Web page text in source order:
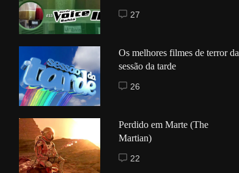
27
Os melhores filmes de terror da
sessão da tarde
26
Perdido em Marte (The
Martian)
22